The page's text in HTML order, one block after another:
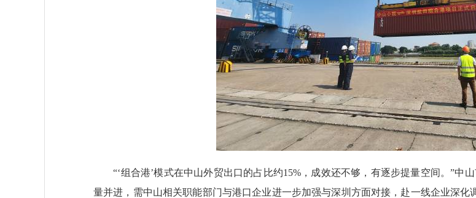
“‘组合港’模式在中山外贸出口的占比约15%，成效还不够，有逐步提量空间。”中
量并进，需中山相关职能部门与港口企业进一步加强与深圳方面对接，赴一线企业深